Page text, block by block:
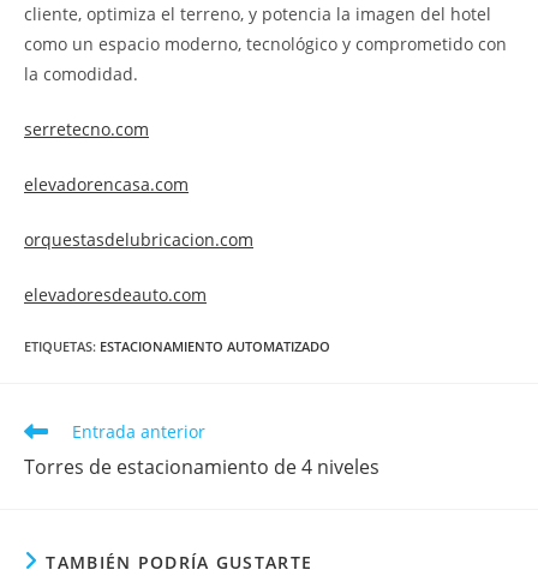
cliente, optimiza el terreno, y potencia la imagen del hotel
como un espacio moderno, tecnológico y comprometido con
la comodidad.
serretecno.com
elevadorencasa.com
orquestasdelubricacion.com
elevadoresdeauto.com
ETIQUETAS: ESTACIONAMIENTO AUTOMATIZADO
Entrada anterior
Torres de estacionamiento de 4 niveles
TAMBIÉN PODRÍA GUSTARTE